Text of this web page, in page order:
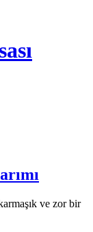
ve zor bir